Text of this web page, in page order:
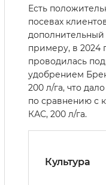
Есть
посевах
примеру, в 2024
проводилась
удобрением
200 л/га, что
по сравнению с
КАС, 200 л/га.
Культура